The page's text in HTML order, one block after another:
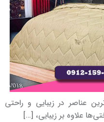
عناصر در زیبایی و راحتی
علاوه بر زیبایی، […]